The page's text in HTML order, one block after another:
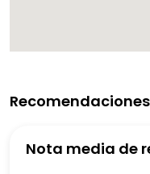
Nota media de